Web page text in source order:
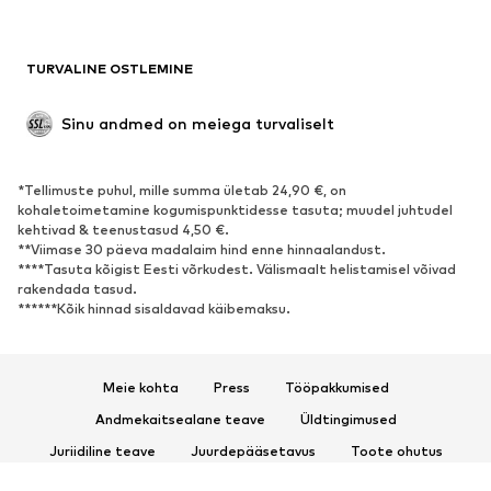
Sündmused
JALANÕUD
Uus
Vabaaja jalanõud
Pahkluusaapad
Kontsasaapad ja -kingad
Saapad
Toasussid
Eksklusiivne
TURVALINE OSTLEMINE
Sinu andmed on meiega turvaliselt
*Tellimuste puhul, mille summa ületab 24,90 €, on
kohaletoimetamine kogumispunktidesse tasuta; muudel juhtudel
kehtivad & teenustasud 4,50 €.
**Viimase 30 päeva madalaim hind enne hinnaalandust.
****Tasuta kõigist Eesti võrkudest. Välismaalt helistamisel võivad
rakendada tasud.
******Kõik hinnad sisaldavad käibemaksu.
Meie kohta Press
Tööpakkumised
Andmekaitsealane teave
Üldtingimused
Juriidiline teave
Juurdepääsetavus
Toote ohutus